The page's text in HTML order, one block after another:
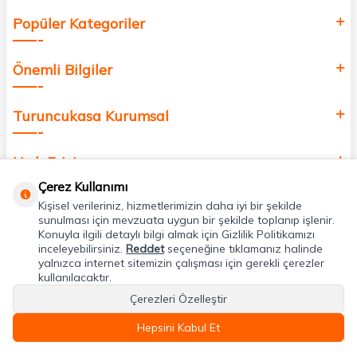
Popüler Kategoriler
Önemli Bilgiler
Turuncukasa Kurumsal
Hızlı Erişim
Uygulamalarımız
Adres & İletişim
Çerez Kullanımı
Kişisel verileriniz, hizmetlerimizin daha iyi bir şekilde
sunulması için mevzuata uygun bir şekilde toplanıp işlenir.
Konuyla ilgili detaylı bilgi almak için Gizlilik Politikamızı
inceleyebilirsiniz. Reddetseçeneğine tıklamanız halinde
yalnızca internet sitemizin çalışması için gerekli çerezler
kullanılacaktır.
Çerezleri Özelleştir
Hepsini Kabul Et